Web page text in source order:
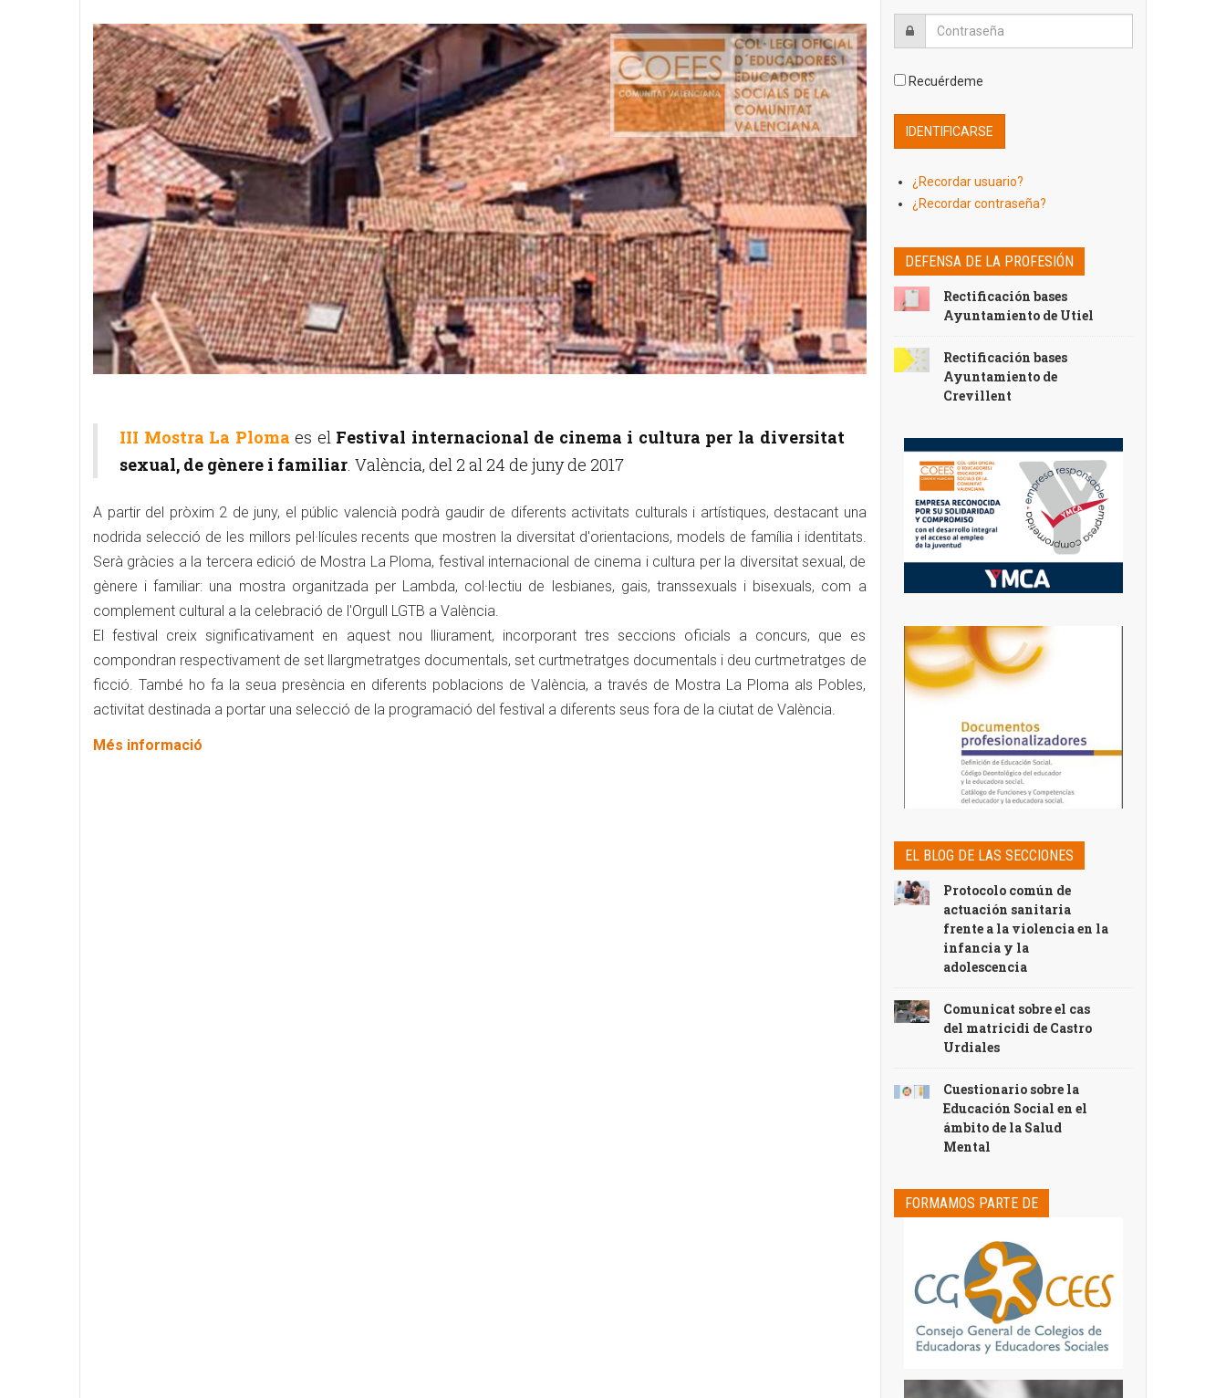
III Mostra La Ploma es el Festival internacional de cinema i cultura per la diversitat
sexual, de gènere i familiar. València, del 2 al 24 de juny de 2017
A partir del pròxim 2 de juny, el públic valencià podrà gaudir de diferents activitats culturals i artístiques, destacant una
nodrida selecció de les millors pel·lícules recents que mostren la diversitat d'orientacions, models de família i identitats.
Serà gràcies a la tercera edició de Mostra La Ploma, festival internacional de cinema i cultura per la diversitat sexual, de
gènere i familiar: una mostra organitzada per Lambda, col·lectiu de lesbianes, gais, transsexuals i bisexuals, com a
complement cultural a la celebració de l'Orgull LGTB a València.
El festival creix significativament en aquest nou lliurament, incorporant tres seccions oficials a concurs, que es
compondran respectivament de set llargmetratges documentals, set curtmetratges documentals i deu curtmetratges de
ficció. També ho fa la seua presència en diferents poblacions de València, a través de Mostra La Ploma als Pobles,
activitat destinada a portar una selecció de la programació del festival a diferents seus fora de la ciutat de València.
Més informació
Recuérdeme
¿Recordar usuario?
¿Recordar contraseña?
DEFENSA DE LA PROFESIÓN
Rectificación bases
Ayuntamiento de Utiel
Rectificación bases
Ayuntamiento de
Crevillent
EL BLOG DE LAS SECCIONES
Protocolo común de
actuación sanitaria
frente a la violencia en la
infancia y la
adolescencia
Comunicat sobre el cas
del matricidi de Castro
Urdiales
Cuestionario sobre la
Educación Social en el
ámbito de la Salud
Mental
FORMAMOS PARTE DE